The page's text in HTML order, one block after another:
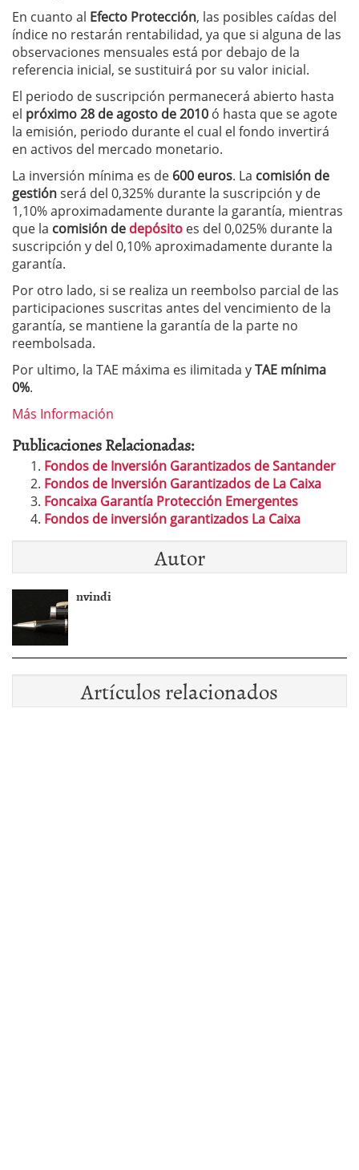
En cuanto al Efecto Protección, las posibles caídas del
índice no restarán rentabilidad, ya que si alguna de las
observaciones mensuales está por debajo de la
referencia inicial, se sustituirá por su valor inicial.
El periodo de suscripción permanecerá abierto hasta
el próximo 28 de agosto de 2010 ó hasta que se agote
la emisión, periodo durante el cual el fondo invertirá
en activos del mercado monetario.
La inversión mínima es de 600 euros. La comisión de
gestiónserá del 0,325% durante la suscripción y de
1,10% aproximadamente durante la garantía, mientras
que la comisión de depósito es del 0,025% durante la
suscripción y del 0,10% aproximadamente durante la
garantía.
Por otro lado, si se realiza un reembolso parcial de las
participaciones suscritas antes del vencimiento de la
garantía, se mantiene la garantía de la parte no
reembolsada.
Por ultimo, la TAE máxima es ilimitada yTAE mínima
0%.
Más Información
Publicaciones Relacionadas:
Fondos de Inversión Garantizados de Santander
Fondos de Inversión Garantizados de La Caixa
Foncaixa Garantía Protección Emergentes
Fondos de inversión garantizados La Caixa
Autor
nvindi
Artículos relacionados